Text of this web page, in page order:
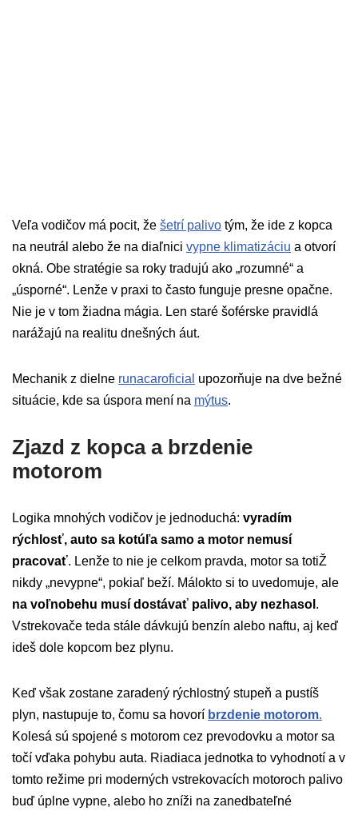
Veľa vodičov má pocit, že šetrí palivo tým, že ide z kopca
na neutrál alebo že na diaľnici vypne klimatizáciu a otvorí
okná. Obe stratégie sa roky tradujú ako „rozumné“ a
„úsporné“. Lenže v praxi to často funguje presne opačne.
Nie je v tom žiadna mágia. Len staré šoférske pravidlá
narážajú na realitu dnešných áut.
Mechanik z dielne runacaroficial upozorňuje na dve bežné
situácie, kde sa úspora mení na mýtus.
Zjazd z kopca a brzdenie
motorom
Logika mnohých vodičov je jednoduchá: vyradím
rýchlosť, auto sa kotúľa samo a motor nemusí
pracovať. Lenže to nie je celkom pravda, motor sa totiŽ
nikdy „nevypne“, pokiaľ beží. Málokto si to uvedomuje, ale
na voľnobehu musí dostávať palivo, aby nezhasol .
Vstrekovače teda stále dávkujú benzín alebo naftu, aj keď
ideš dole kopcom bez plynu.
Keď však zostane zaradený rýchlostný stupeň a pustíš
plyn, nastupuje to, čomu sa hovorí brzdenie motorom.
Kolesá sú spojené s motorom cez prevodovku a motor sa
točí vďaka pohybu auta. Riadiaca jednotka to vyhodnotí a v
tomto režime pri moderných vstrekovacích motoroch palivo
buď úplne vypne, alebo ho zníži na zanedbateľné